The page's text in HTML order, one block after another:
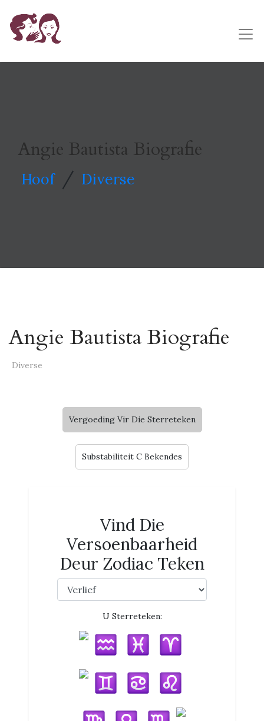
Angie Bautista Biografie
Hoof / Diverse
Angie Bautista Biografie
Diverse
Vergoeding Vir Die Sterreteken
Substabiliteit C Bekendes
Vind Die
Versoenbaarheid
Deur Zodiac Teken
U Sterreteken: